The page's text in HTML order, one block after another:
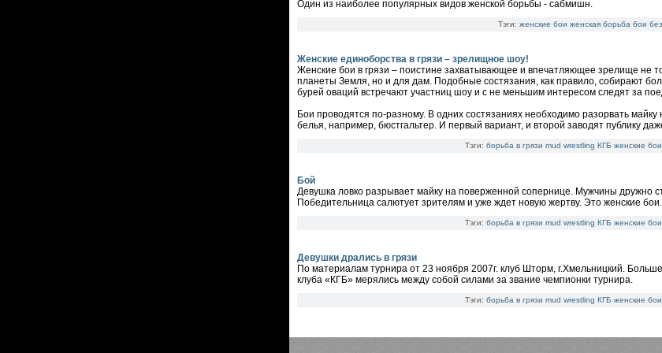
Один из наиболее популярных видов женской борьбы - сабмишн.
Тэги: женские бои женская борьба бои
Женские единоборства в грязи – зрелищное шоу!
Женские бои в грязи – поистине захватывающее и впечатляющее зрелище не
планеты Земля, но и для дам. Подобные состязания, как правило, собирают
бурей оваций встречают участниц шоу и с не меньшим интересом следят за
Бои проводятся по-разному. В одних состязаниях необходимо разорвать майку
белья, например, бюстгальтер. И первый вариант, и второй заводят публику
Тэги: борьба в грязи mud wrestling КГБ женские бои
Бой
Девушка ловко разрывает майку на поверженной сопернице. Мужчины дружно
Победительница салютует зрителям и уже ждет новую жертву. Это женские
Тэги: борьба в грязи mud wrestling КГБ женские бои
Девушки дрались в грязи
По материалам турнира от 23 ноября 2007г. клуб Шторм, г.Хмельницкий.
клуба «КГБ» мерялись между собой силами за звание чемпионки турнира.
Тэги: борьба в грязи mud wrestling КГБ женские бои